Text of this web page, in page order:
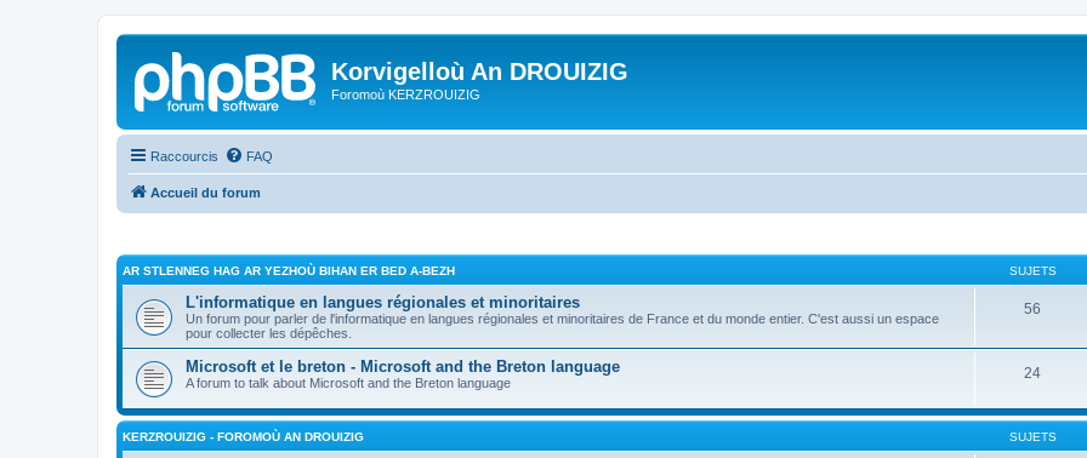
Korvigelloù An DROUIZIG
Foromoù KERZROUIZIG
Raccourcis FAQ
Accueil du forum
AR STLENNEG HAG AR YEZHOÙ BIHAN ER BED A-BEZH SUJETS
L'informatique en langues régionales et minoritaires
Un forum pour parler de l'informatique en langues régionales et minoritaires de France et du monde entier. C'est aussi un espace
pour collecter les dépêches.
56
Microsoft et le breton - Microsoft and the Breton language
A forum to talk about Microsoft and the Breton language
24
KERZROUIZIG - FOROMOÙ AN DROUIZIG SUJETS